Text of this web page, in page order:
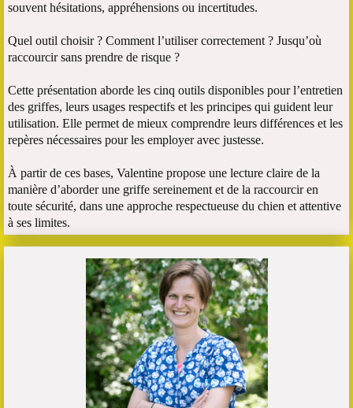
souvent hésitations, appréhensions ou incertitudes.
Quel outil choisir ? Comment l’utiliser correctement ? Jusqu’où
raccourcir sans prendre de risque ?
Cette présentation aborde les cinq outils disponibles pour l’entretien
des griffes, leurs usages respectifs et les principes qui guident leur
utilisation. Elle permet de mieux comprendre leurs différences et les
repères nécessaires pour les employer avec justesse.
À partir de ces bases, Valentine propose une lecture claire de la
manière d’aborder une griffe sereinement et de la raccourcir en
toute sécurité, dans une approche respectueuse du chien et attentive
à ses limites.